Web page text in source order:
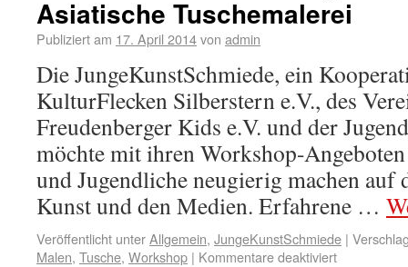
Asiatische Tuschemalerei
Publiziert am 17. April 2014von admin
Die JungeKunstSchmiede, ein
KulturFlecken Silberstern e.V., des
Freudenberger Kids e.V. und der
möchte mit ihren Workshop-
und Jugendliche neugierig machen auf
Kunst und den Medien. Erfahrene …
Veröffentlicht unterAllgemein, JungeKunstSchmiede |
Malen, Tusche, Workshop | Kommentare deaktiviert